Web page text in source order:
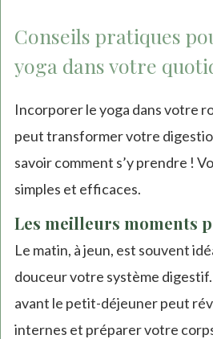
Conseils pratiques
yoga dans votre
Incorporer le yoga dans votre
peut transformer votre
savoir comment s’y prendre !
simples et efficaces.
Les meilleurs moments
Le matin, à jeun, est souvent
douceur votre système
avant le petit-déjeuner peut
internes et préparer votre